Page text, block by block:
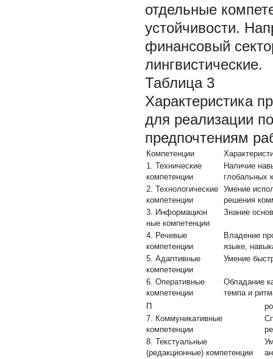
отдельные
устойчивости.
финансовый
лингвистические.
Таблица 3
Характеристика
для реализации
предпочтениям
Компетенции
1. Технические
компетенции
Наличие
глобальных
2. Технологические
компетенции
Умение
решения
3. Информацион
ные компетенции
Знание
4. Речевые
компетенции
Владение
языке,
5. Адаптивные
компетенции
Умение
6. Оперативные
компетенции
Обладание
темпа и
П
7. Коммуникативные
компетенции
8. Текстуальные
(редакционные) компетенции